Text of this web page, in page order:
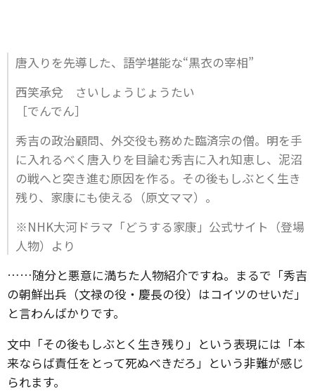
唐入りを先導した、語学堪能な“黒衣の宰相”
西笑承兌 さいしょうじょうたい
［でんでん］
秀吉の政治顧問、外交役も務めた臨済宗の僧。明を手
に入れるべく唐入りを目論む秀吉に入れ知恵し、泥沼
の戦へと突き進む原因を作る。その後もしぶとく生き
残り、家康にも使える（原文ママ）。
※NHK大河ドラマ「どうする家康」公式サイト（登場
人物）より
……随分と悪意に満ちた人物紹介ですね。まるで「秀吉
の朝鮮出兵（文禄の役・慶長の役）はコイツのせいだ」
と言わんばかりです。
文中「その後もしぶとく生き残り」という表現には「本
来ならば責任をとって死ぬべきだろ」という非難が感じ
られます。